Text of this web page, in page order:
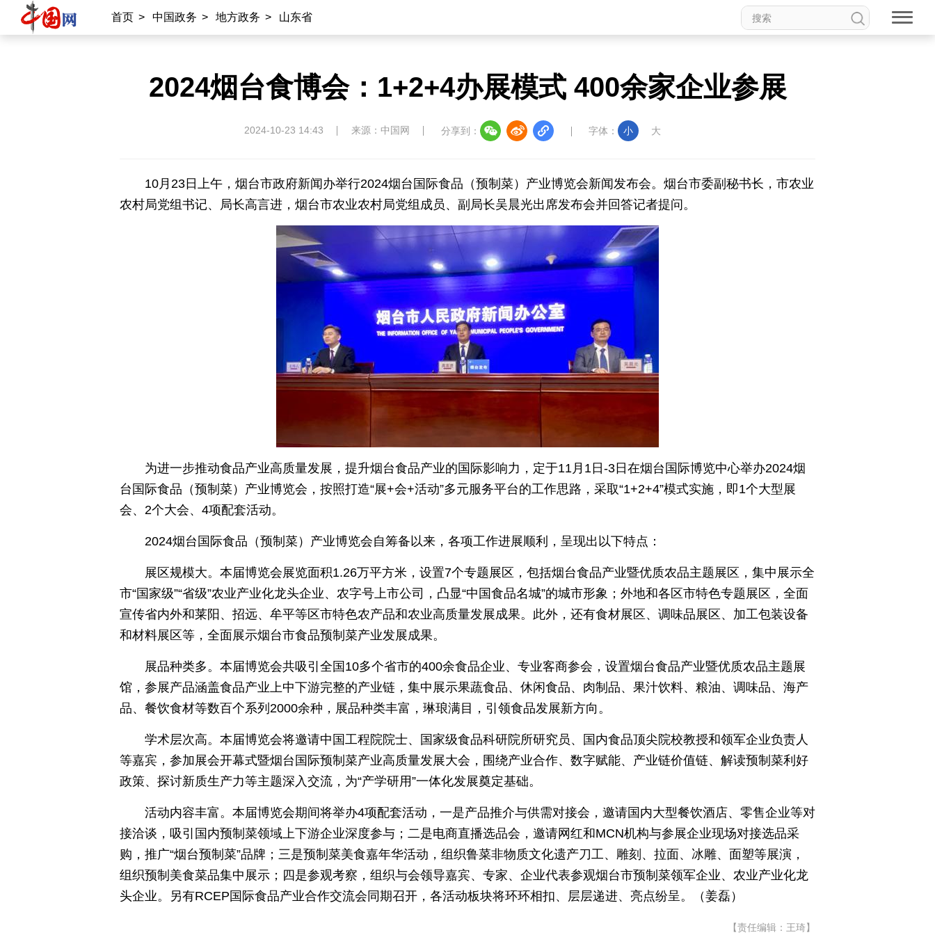
首页 > 中国政务 > 地方政务 > 山东省
2024烟台食博会：1+2+4办展模式 400余家企业参展
2024-10-23 14:43 来源：中国网 分享到： 字体： 小 大
10月23日上午，烟台市政府新闻办举行2024烟台国际食品（预制菜）产业博览会新闻发布会。烟台市委副秘书长，市农业
农村局党组书记、局长高言进，烟台市农业农村局党组成员、副局长吴晨光出席发布会并回答记者提问。
为进一步推动食品产业高质量发展，提升烟台食品产业的国际影响力，定于11月1日-3日在烟台国际博览中心举办2024烟
台国际食品（预制菜）产业博览会，按照打造“展+会+活动”多元服务平台的工作思路，采取“1+2+4”模式实施，即1个大型展
会、2个大会、4项配套活动。
2024烟台国际食品（预制菜）产业博览会自筹备以来，各项工作进展顺利，呈现出以下特点：
展区规模大。本届博览会展览面积1.26万平方米，设置7个专题展区，包括烟台食品产业暨优质农品主题展区，集中展示全
市“国家级”“省级”农业产业化龙头企业、农字号上市公司，凸显“中国食品名城”的城市形象；外地和各区市特色专题展区，全面
宣传省内外和莱阳、招远、牟平等区市特色农产品和农业高质量发展成果。此外，还有食材展区、调味品展区、加工包装设备
和材料展区等，全面展示烟台市食品预制菜产业发展成果。
展品种类多。本届博览会共吸引全国10多个省市的400余食品企业、专业客商参会，设置烟台食品产业暨优质农品主题展
馆，参展产品涵盖食品产业上中下游完整的产业链，集中展示果蔬食品、休闲食品、肉制品、果汁饮料、粮油、调味品、海产
品、餐饮食材等数百个系列2000余种，展品种类丰富，琳琅满目，引领食品发展新方向。
学术层次高。本届博览会将邀请中国工程院院士、国家级食品科研院所研究员、国内食品顶尖院校教授和领军企业负责人
等嘉宾，参加展会开幕式暨烟台国际预制菜产业高质量发展大会，围绕产业合作、数字赋能、产业链价值链、解读预制菜利好
政策、探讨新质生产力等主题深入交流，为“产学研用”一体化发展奠定基础。
活动内容丰富。本届博览会期间将举办4项配套活动，一是产品推介与供需对接会，邀请国内大型餐饮酒店、零售企业等对
接洽谈，吸引国内预制菜领域上下游企业深度参与；二是电商直播选品会，邀请网红和MCN机构与参展企业现场对接选品采
购，推广“烟台预制菜”品牌；三是预制菜美食嘉年华活动，组织鲁菜非物质文化遗产刀工、雕刻、拉面、冰雕、面塑等展演，
组织预制美食菜品集中展示；四是参观考察，组织与会领导嘉宾、专家、企业代表参观烟台市预制菜领军企业、农业产业化龙
头企业。另有RCEP国际食品产业合作交流会同期召开，各活动板块将环环相扣、层层递进、亮点纷呈。（姜磊）
【责任编辑：王琦】